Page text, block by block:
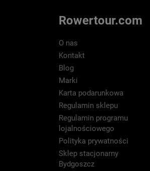
Rowertour.com
O nas
Kontakt
Blog
Marki
Karta podarunkowa
Regulamin sklepu
Regulamin programu
lojalnościowego
Polityka prywatności
Sklep stacjonarny
Bydgoszcz